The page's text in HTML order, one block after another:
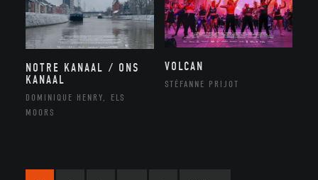
NOTRE KANAAL / ONS
KANAAL
DOMINIQUE HENRY, ELS
MOORS
VOLCAN
STÉFANNE PRIJOT